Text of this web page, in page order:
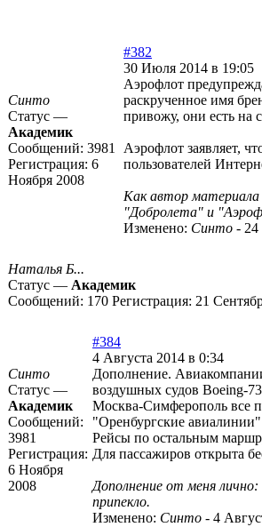
Синто
Статус —
Академик
Сообщений: 3981
Регистрация: 6
Ноября 2008
#382
30 Июля 2014 в 19:05
Аэрофлот
раскрученное имя
привожу, они есть на
Аэрофлот заявляет,
пользователей
Как автор материала
"Добролета" и
Изменено: Синто -
Наталья Б...
Статус — Академик
Сообщений: 170 Регистрация: 21
Синто
Статус —
Академик
Сообщений:
3981
Регистрация:
6 Ноября
2008
#384
4 Августа 2014 в 0:34
Дополнение.
воздушных судов Boeing-
Москва-Симферополь все
"Оренбургские
Рейсы по остальным
Для пассажиров открыта
Дополнение от меня
припекло.
Изменено: Синто - 4